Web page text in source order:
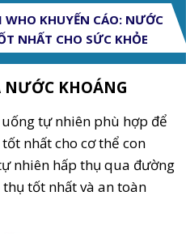
WHO KHUYẾN CÁO: NƯỚC
NHẤT CHO SỨC KHỎE
NƯỚC KHOÁNG
tự nhiên phù hợp để
nhất cho cơ thể con
nhiên hấp thụ qua đường
tốt nhất và an toàn